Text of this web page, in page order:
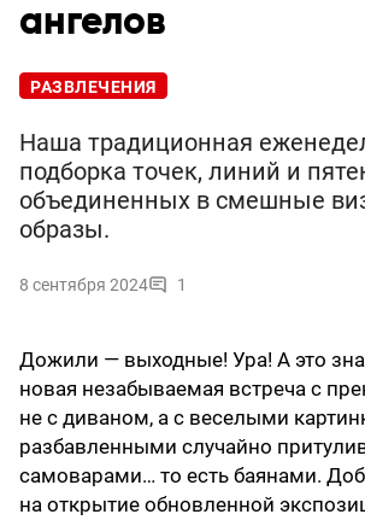
ангелов
РАЗВЛЕЧЕНИЯ
Наша традиционная
подборка точек, линий и
объединенных в смешные
образы.
8 сентября 2024 1
Дожили — выходные! Ура! А это
новая незабываемая встреча с
не с диваном, а с веселыми
разбавленными случайно
самоварами… то есть баянами.
на открытие обновленной